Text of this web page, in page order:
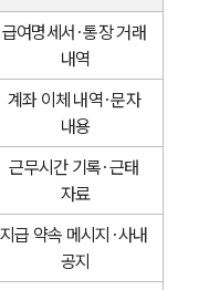
급여명세서·통장 거래
내역
계좌 이체 내역·문자
내용
근무시간 기록·근태
자료
지급 약속 메시지·사내
공지